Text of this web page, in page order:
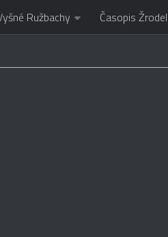
in/data/6/5/656d7bc8-f0ba-
Ružbachy Časopis